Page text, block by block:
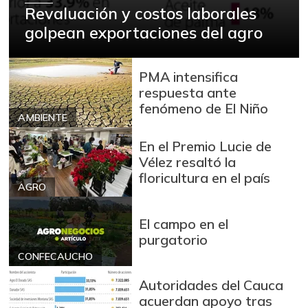
12/09/2023 +53,54%
Arroz blanco en
bulto
12/09/2023
Arroz blanco
importado
07/25/2026
$ 3.283,00
Arroz de primera
07/25/2026
$ 3.494,15
+0,72%
Arroz de segunda
07/25/2026
Arroz excelso
07/25/2026
Arroz paddy verde $ 1.572,00
Revaluación y costos laborales
golpean exportaciones del agro
AMBIENTE
PMA intensifica
respuesta ante
fenómeno de El Niño
AGRO
En el Premio Lucie de
Vélez resaltó la
floricultura en el país
CONFECAUCHO
El campo en el
purgatorio
Autoridades del Cauca
acuerdan apoyo tras